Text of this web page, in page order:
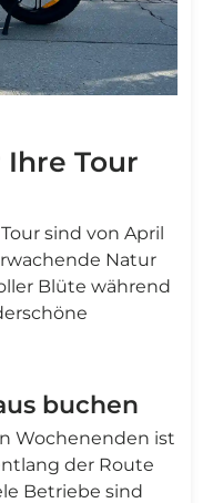
Tour
sind von April
Natur
Blüte während
buchen
Wochenenden ist
der Route
Betriebe sind